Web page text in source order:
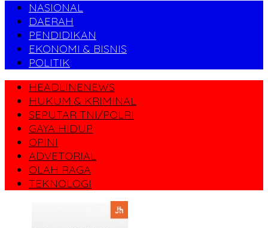
NASIONAL
DAERAH
PENDIDIKAN
EKONOMI & BISNIS
POLITIK
HEADLINENEWS
HUKUM & KRIMINAL
SEPUTAR TNI/POLRI
GAYA HIDUP
OPINI
ADVETORIAL
OLAH RAGA
TEKNOLOGI